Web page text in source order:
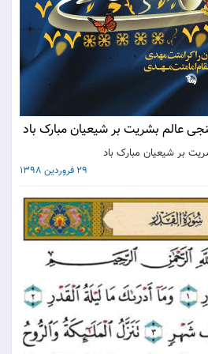
عالم بشریت بر شیعیان مبارک باد
بر شیعیان مبارک باد
29 فروردین 1398